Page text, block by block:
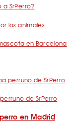
SrPerro?
los animales
en Barcelona
perruno de SrPerro
de SrPerro
en Madrid